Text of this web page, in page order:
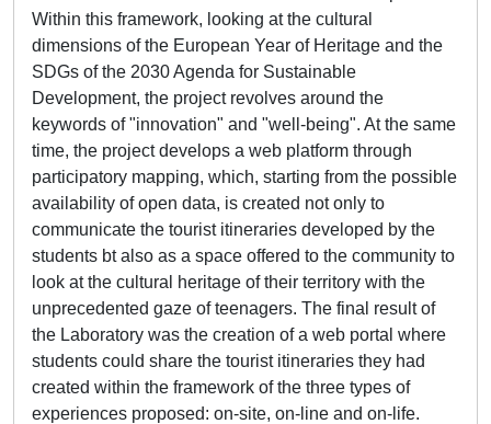
Within this framework, looking at the cultural
dimensions of the European Year of Heritage and the
SDGs of the 2030 Agenda for Sustainable
Development, the project revolves around the
keywords of "innovation" and "well-being". At the same
time, the project develops a web platform through
participatory mapping, which, starting from the possible
availability of open data, is created not only to
communicate the tourist itineraries developed by the
students bt also as a space offered to the community to
look at the cultural heritage of their territory with the
unprecedented gaze of teenagers. The final result of
the Laboratory was the creation of a web portal where
students could share the tourist itineraries they had
created within the framework of the three types of
experiences proposed: on-site, on-line and on-life.